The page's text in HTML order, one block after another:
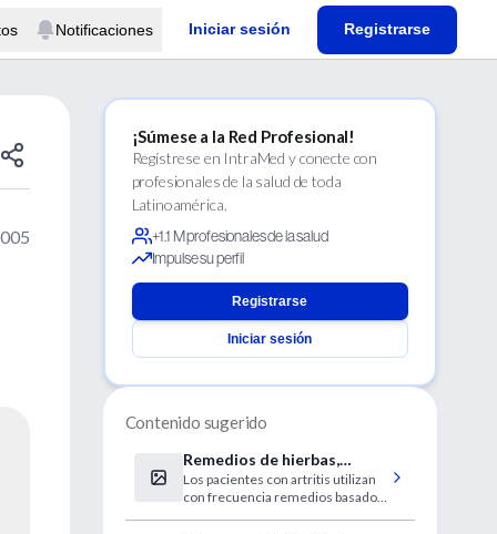
Notificaciones Iniciar sesión Registrarse
¡Súmese a la Red Profesional!
Regístrese en IntraMed y conecte con
profesionales de la salud de toda
Latinoamérica.
+1.1 M profesionales de la salud
Impulse su perfil
Registrarse
Iniciar sesión
Contenido sugerido
Remedios de hierbas,
problemáticos para la
artritis
Los pacientes con artritis utilizan
con frecuencia remedios basados